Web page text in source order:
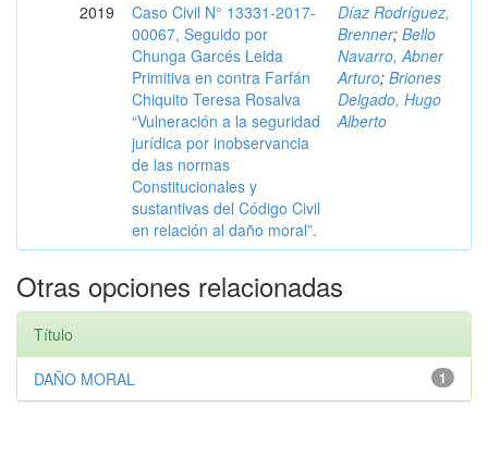
2019
Caso Civil N° 13331-2017-
00067, Seguido por
Chunga Garcés Leida
Primitiva en contra Farfán
Chiquito Teresa Rosalva
“Vulneración a la seguridad
jurídica por inobservancia
de las normas
Constitucionales y
sustantivas del Código Civil
en relación al daño moral”.
Díaz Rodríguez,
Brenner; Bello
Navarro, Abner
Arturo; Briones
Delgado, Hugo
Alberto
Otras opciones relacionadas
Título
1
DAÑO MORAL